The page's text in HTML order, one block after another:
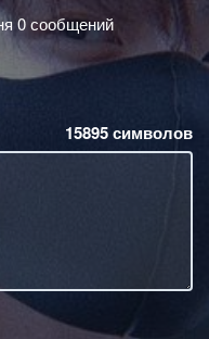
0 сообщений
15895символов